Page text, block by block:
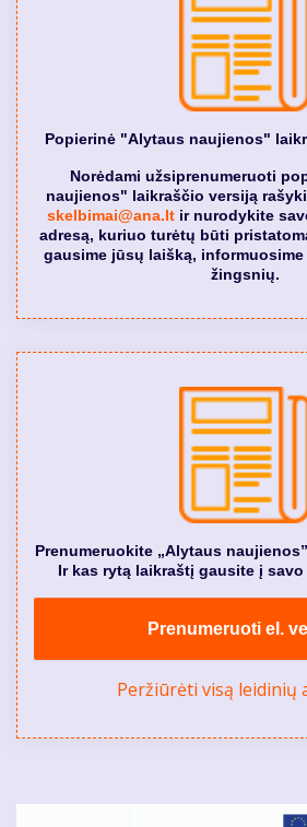
Popierinė "Alytaus naujienos"
Norėdami užsiprenumeruoti
naujienos" laikraščio versiją
skelbimai@ana.ltir nurodykite
adresą, kuriuo turėtų būti
gausime jūsų laišką,
žingsnių.
Prenumeruokite „Alytaus
Ir kas rytą laikraštį gausite į
Prenumeruoti el.
Peržiūrėti visą leidinių